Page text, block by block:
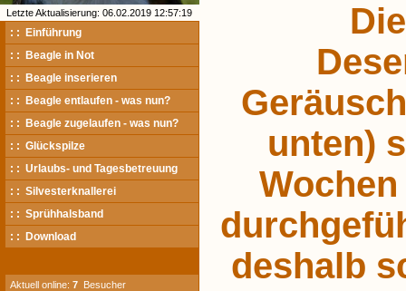
Letzte Aktualisierung: 06.02.2019 12:57:19
: : Einführung
: : Beagle in Not
: : Beagle inserieren
: : Beagle entlaufen - was nun?
: : Beagle zugelaufen - was nun?
: : Glückspilze
: : Urlaubs- und Tagesbetreuung
: : Silvesterknallerei
: : Sprühhalsband
: : Download
Aktuell online: 7 Besucher
unten)
deshalb